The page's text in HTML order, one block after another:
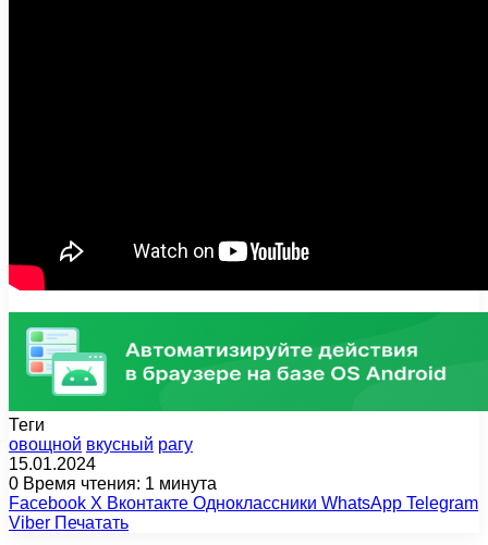
Теги
oвощной вкусный рагу
15.01.2024
0 Время чтения: 1 минута
Facebook X Вконтакте Одноклассники WhatsApp Telegram
Viber Печатать